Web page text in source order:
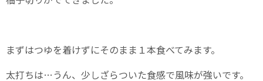
まずはつゆを着けずにそのまま１本食べてみます。
太打ちは…うん、少しざらついた食感で風味が強いです。